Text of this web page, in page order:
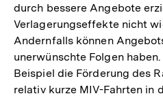
durch bessere Angebote
Verlagerungseffekte nicht
Andernfalls können
unerwünschte Folgen
Beispiel die Förderung des
relativ kurze MIV-Fahrten in